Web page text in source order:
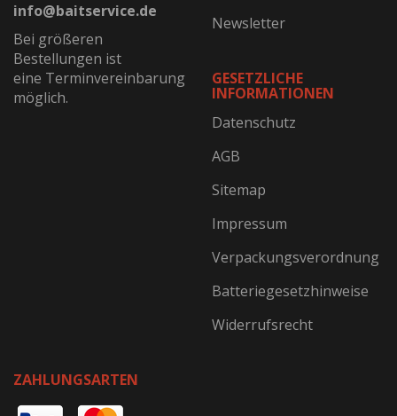
info@baitservice.de
Bei größeren
Bestellungen ist
eine Terminvereinbarung
möglich.
Newsletter
GESETZLICHE
INFORMATIONEN
Datenschutz
AGB
Sitemap
Impressum
Verpackungsverordnung
Batteriegesetzhinweise
Widerrufsrecht
ZAHLUNGSARTEN